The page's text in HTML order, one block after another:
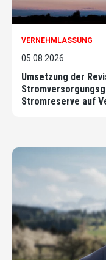
VERNEHMLASSUNG
05.08.2026
Umsetzung der
Stromreserve auf